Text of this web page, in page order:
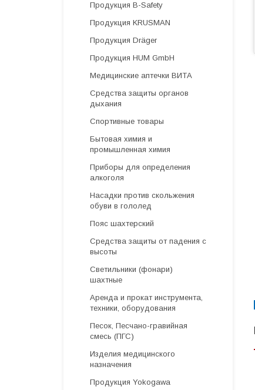
Продукция B-Safety
Продукция KRUSMAN
Продукция Dräger
Продукция HUM GmbH
Медицинские аптечки ВИТА
Средства защиты органов
дыхания
Спортивные товары
Бытовая химия и
промышленная химия
Приборы для определения
алкоголя
Насадки против скольжения
обуви в гололед
Пояс шахтерский
Средства защиты от падения с
высоты
Светильники (фонари)
шахтные
Аренда и прокат инструмента,
техники, оборудования
Песок, Песчано-гравийная
смесь (ПГС)
Изделия медицинского
назначения
Продукция Yokogawa